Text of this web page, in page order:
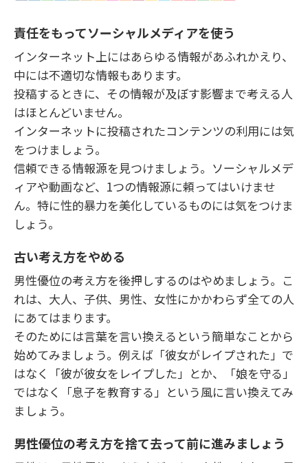
責任をもってソーシャルメディアを使う
インターネット上にはあらゆる情報があふれかえり、
中には不適切な情報もあります。
投稿するときに、その情報が及ぼす影響まで考える人
はほとんどいません。
インターネットに投稿されたコンテンツの利用には気
をつけましょう。
信頼できる情報源を見つけましょう。ソーシャルメデ
ィアや動画など、1つの情報源に頼ってはいけませ
ん。特に性的暴力を美化しているものには気をつけま
しょう。
古い考え方をやめる
男性優位の考え方を後押しするのはやめましょう。こ
れは、大人、子供、男性、女性にかかわらず全ての人
にあてはまります。
そのためには言葉を言い換えるという簡単なことから
始めてみましょう。例えば「彼女がレイプされた」で
はなく「彼が彼女をレイプした」とか、「娘を守る」
ではなく「息子を教育する」という風に言い換えてみ
ましょう。
男性優位の考え方を捨て去って前に進みましょう